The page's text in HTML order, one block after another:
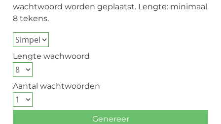
wachtwoord worden geplaatst. Lengte: minimaal
8 tekens.
Lengte wachwoord
Aantal wachtwoorden
Genereer